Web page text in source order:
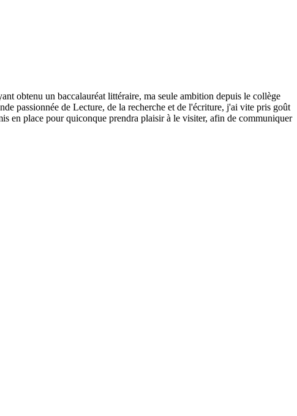
obtenu un baccalauréat littéraire, ma seule ambition depuis le collège
passionnée de Lecture, de la recherche et de l'écriture, j'ai vite pris goût
en place pour quiconque prendra plaisir à le visiter, afin de communiquer